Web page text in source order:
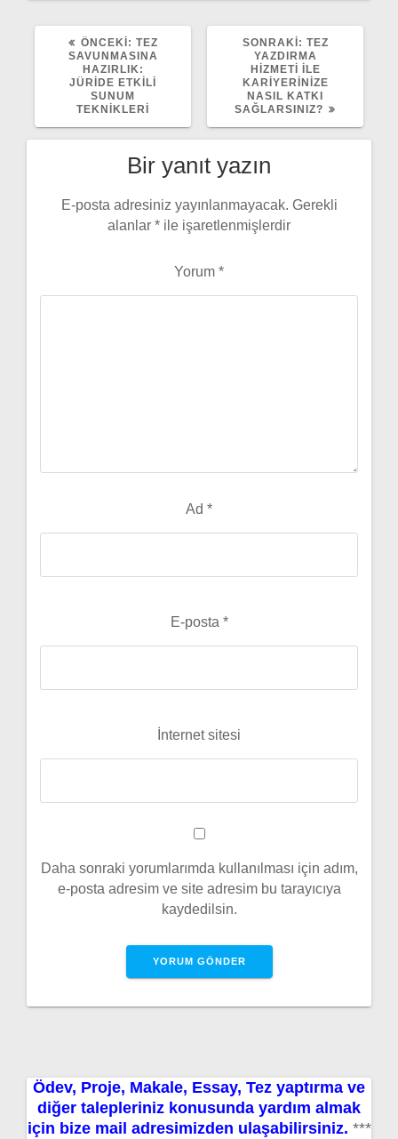
ÖNCEKI: ÖNCEKI
YAZI:
TEZ
SAVUNMASINA
HAZIRLIK:
JÜRIDE ETKILI
SUNUM
TEKNIKLERI
SONRAKI: SONRAKI
YAZI:
TEZ
YAZDIRMA
HIZMETI ILE
KARIYERINIZE
NASIL KATKI
SAĞLARSINIZ?
Bir yanıt yazın
E-posta adresiniz yayınlanmayacak. Gerekli
alanlar * ile işaretlenmişlerdir
Yorum *
Ad *
E-posta *
İnternet sitesi
Daha sonraki yorumlarımda kullanılması için adım,
e-posta adresim ve site adresim bu tarayıcıya
kaydedilsin.
Ödev, Proje, Makale, Essay, Tez yaptırma ve
diğer talepleriniz konusunda yardım almak
için bize mail adresimizden ulaşabilirsiniz. ***